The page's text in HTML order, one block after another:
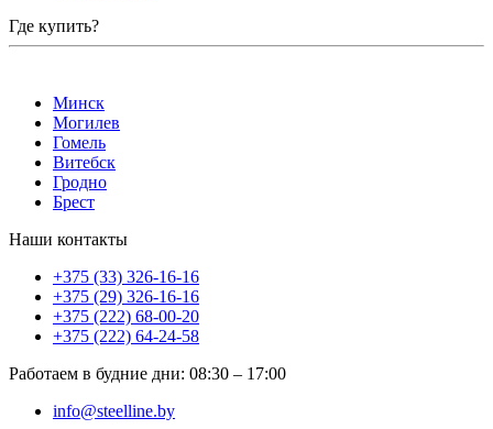
Где купить?
Минск
Могилев
Гомель
Витебск
Гродно
Брест
Наши контакты
+375 (33) 326-16-16
+375 (29) 326-16-16
+375 (222) 68-00-20
+375 (222) 64-24-58
Работаем в будние дни: 08:30 – 17:00
info@steelline.by